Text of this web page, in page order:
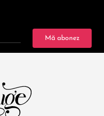
Mă abonez